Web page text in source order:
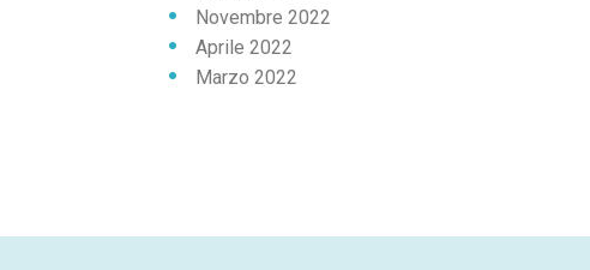
Novembre 2022
Aprile 2022
Marzo 2022